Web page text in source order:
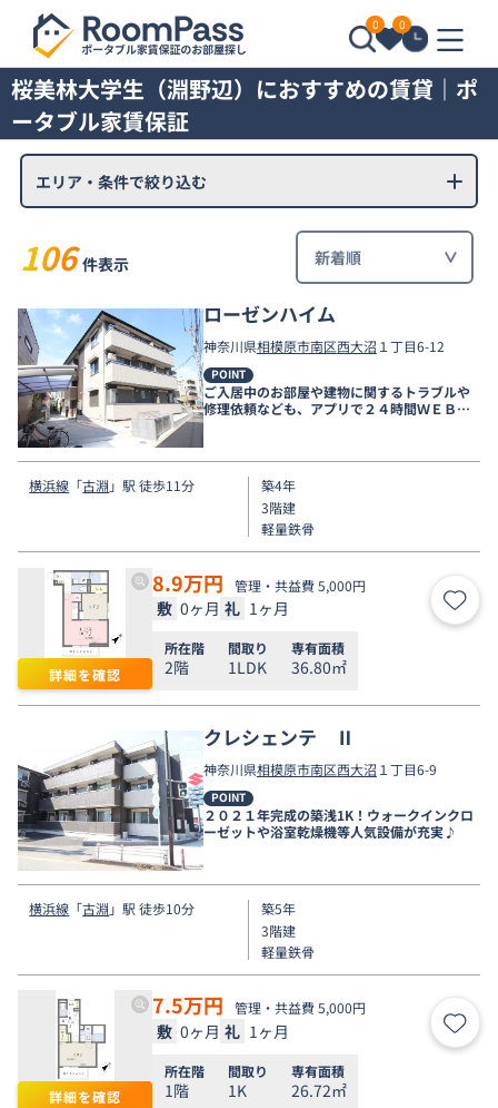
0 0
桜美林大学生（淵野辺）におすすめの賃貸｜ポ
ータブル家賃保証
エリア・条件で絞り込む
106 件表示
ローゼンハイム
神奈川県相模原市南区西大沼 １丁目6-12
POINT
ご入居中のお部屋や建物に関するトラブルや
修理依頼なども、アプリで２４時間ＷＥＢ受
付しております。
横浜線 「古淵 」駅 徒歩11分
築4年
3階建
軽量鉄骨
詳細を確認
8.9万円 管理・共益費 5,000円
敷 0ヶ月 礼 1ヶ月 お気
所在階
2階
間取り
1LDK
専有面積
36.80㎡
クレシェンテ Ⅱ
神奈川県相模原市南区西大沼 １丁目6-9
POINT
２０２１年完成の築浅1K！ウォークインクロ
ーゼットや浴室乾燥機等人気設備が充実♪
横浜線 「古淵 」駅 徒歩10分
築5年
3階建
軽量鉄骨
詳細を確認
7.5万円 管理・共益費 5,000円
敷 0ヶ月 礼 1ヶ月 お気
所在階
1階
間取り
1K
専有面積
26.72㎡